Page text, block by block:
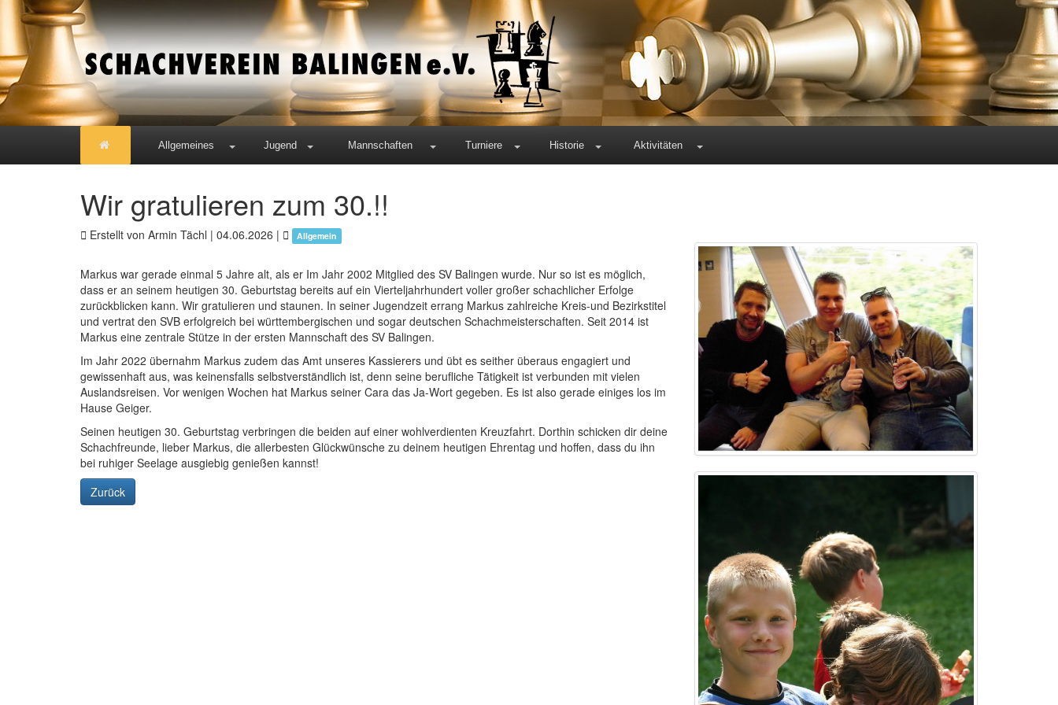
Allgemeines Jugend Mannschaften Turniere Historie Aktivitäten
Wir gratulieren zum 30.!!
Erstellt von Armin Tächl | 04.06.2026 | Allgemein
Markus war gerade einmal 5 Jahre alt, als er Im Jahr 2002 Mitglied des SV Balingen wurde. Nur so ist es möglich,
dass er an seinem heutigen 30. Geburtstag bereits auf ein Vierteljahrhundert voller großer schachlicher Erfolge
zurückblicken kann. Wir gratulieren und staunen. In seiner Jugendzeit errang Markus zahlreiche Kreis-und Bezirkstitel
und vertrat den SVB erfolgreich bei württembergischen und sogar deutschen Schachmeisterschaften. Seit 2014 ist
Markus eine zentrale Stütze in der ersten Mannschaft des SV Balingen.
Im Jahr 2022 übernahm Markus zudem das Amt unseres Kassierers und übt es seither überaus engagiert und
gewissenhaft aus, was keinensfalls selbstverständlich ist, denn seine berufliche Tätigkeit ist verbunden mit vielen
Auslandsreisen. Vor wenigen Wochen hat Markus seiner Cara das Ja-Wort gegeben. Es ist also gerade einiges los im
Hause Geiger.
Seinen heutigen 30. Geburtstag verbringen die beiden auf einer wohlverdienten Kreuzfahrt. Dorthin schicken dir deine
Schachfreunde, lieber Markus, die allerbesten Glückwünsche zu deinem heutigen Ehrentag und hoffen, dass du ihn
bei ruhiger Seelage ausgiebig genießen kannst!
Zurück